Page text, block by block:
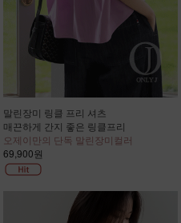
말린장미 링클 프리 셔츠
매끈하게 간지 좋은 링클프리
오제이만의 단독 말린장미컬러
69,900원